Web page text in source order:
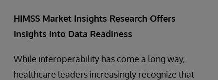
HIMSS Market Insights Research Offers
Insights into Data Readiness
While interoperability has come a long way,
healthcare leaders increasingly recognize that